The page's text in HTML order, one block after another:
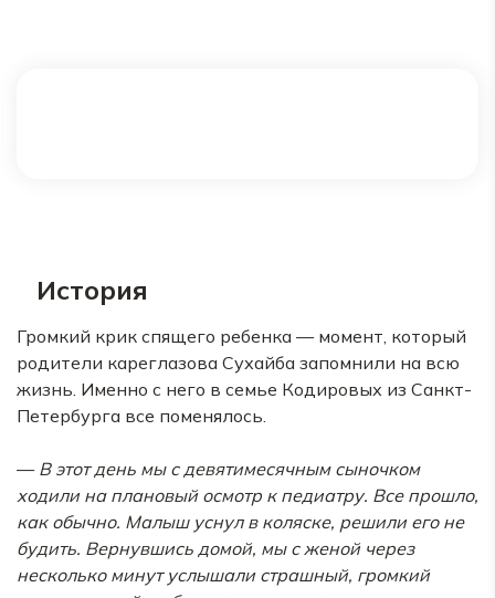
История
Громкий крик спящего ребенка — момент, который
родители кареглазова Сухайба запомнили на всю
жизнь. Именно с него в семье Кодировых из Санкт-
Петербурга все поменялось.
—В этот день мы с девятимесячным сыночком
ходили на плановый осмотр к педиатру. Все прошло,
как обычно. Малыш уснул в коляске, решили его не
будить. Вернувшись домой, мы с женой через
несколько минут услышали страшный, громкий